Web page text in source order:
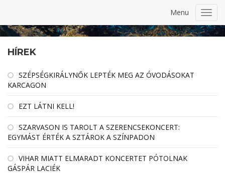
Menu
HÍREK
SZÉPSÉGKIRÁLYNŐK LEPTÉK MEG AZ ÓVODÁSOKAT
KARCAGON
EZT LÁTNI KELL!
SZARVASON IS TAROLT A SZERENCSEKONCERT:
EGYMÁST ÉRTÉK A SZTÁROK A SZÍNPADON
VIHAR MIATT ELMARADT KONCERTET PÓTOLNAK
GÁSPÁR LACIÉK